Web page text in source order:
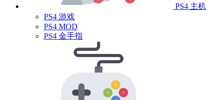
PS4 主机
PS4 游戏
PS4 MOD
PS4 金手指